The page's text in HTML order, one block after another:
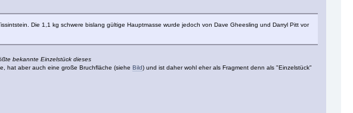
Die 1,1 kg schwere bislang gültige Hauptmasse wurde jedoch von Dave Gheesling und Darryl Pitt vor
bekannte Einzelstück dieses
hat aber auch eine große Bruchfläche (siehe Bild) und ist daher wohl eher als Fragment denn als "Einzelstück"